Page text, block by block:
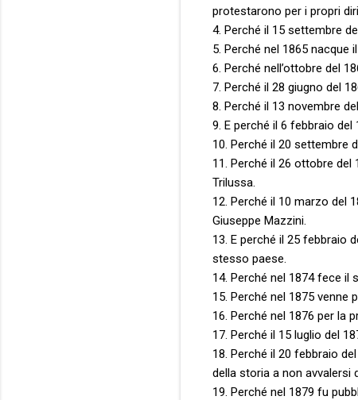
protestarono per i propri
4. Perché il 15 settembre
5. Perché nel 1865 nacque
6. Perché nell’ottobre del
7. Perché il 28 giugno del
8. Perché il 13 novembre
9. E perché il 6 febbraio del
10. Perché il 20 settembre
11. Perché il 26 ottobre del
Trilussa.
12. Perché il 10 marzo del
Giuseppe Mazzini.
13. E perché il 25 febbraio
stesso paese.
14. Perché nel 1874 fece il
15. Perché nel 1875 venne
16. Perché nel 1876 per la
17. Perché il 15 luglio del
18. Perché il 20 febbraio
della storia a non avvalersi
19. Perché nel 1879 fu